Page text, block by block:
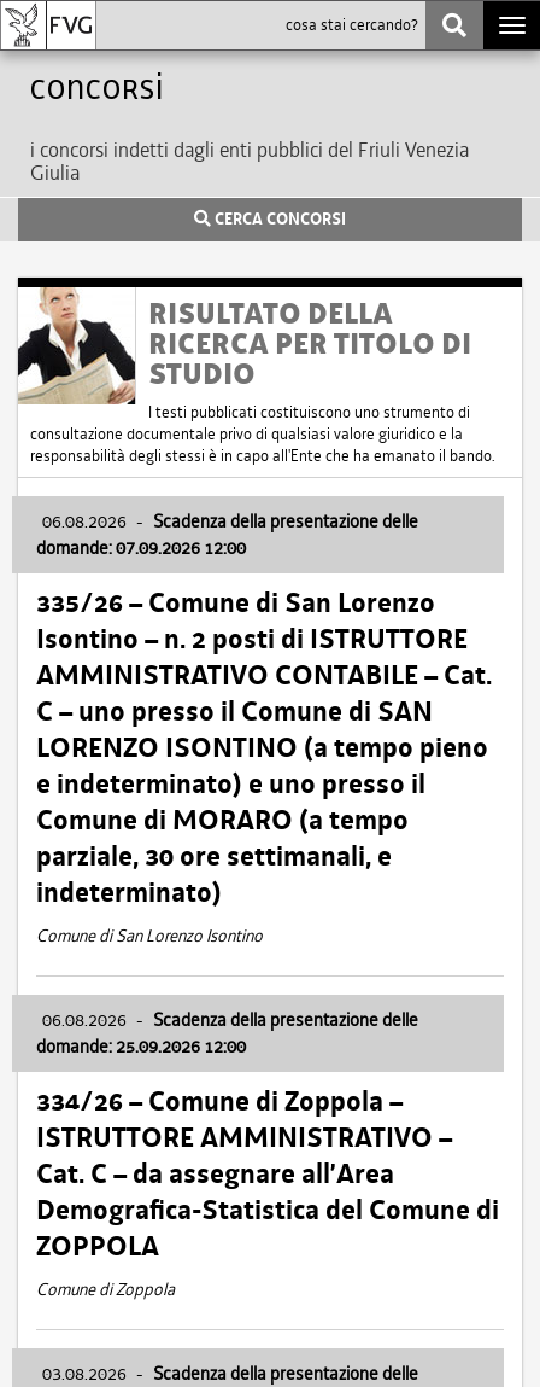
Concorsi
i concorsi indetti dagli enti pubblici del Friuli Venezia
Giulia
CERCA CONCORSI
RISULTATO DELLA
RICERCA PER TITOLO DI
STUDIO
I testi pubblicati costituiscono uno strumento di
consultazione documentale privo di qualsiasi valore giuridico e la
responsabilità degli stessi è in capo all'Ente che ha emanato il bando.
06.08.2026 - Scadenza della presentazione delle
domande: 07.09.2026 12:00
335/26 – Comune di San Lorenzo
Isontino – n. 2 posti di ISTRUTTORE
AMMINISTRATIVO CONTABILE – Cat.
C – uno presso il Comune di SAN
LORENZO ISONTINO (a tempo pieno
e indeterminato) e uno presso il
Comune di MORARO (a tempo
parziale, 30 ore settimanali, e
indeterminato)
Comune di San Lorenzo Isontino
06.08.2026 - Scadenza della presentazione delle
domande: 25.09.2026 12:00
334/26 – Comune di Zoppola –
ISTRUTTORE AMMINISTRATIVO –
Cat. C – da assegnare all’Area
Demografica-Statistica del Comune di
ZOPPOLA
Comune di Zoppola
03.08.2026 - Scadenza della presentazione delle